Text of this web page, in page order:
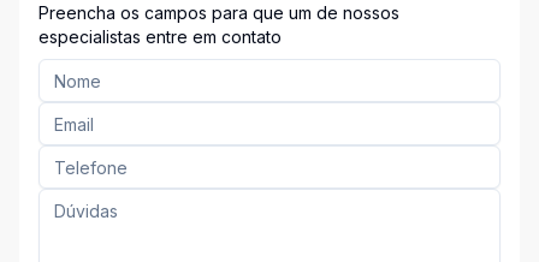
Preencha os campos para que um de nossos
especialistas entre em contato